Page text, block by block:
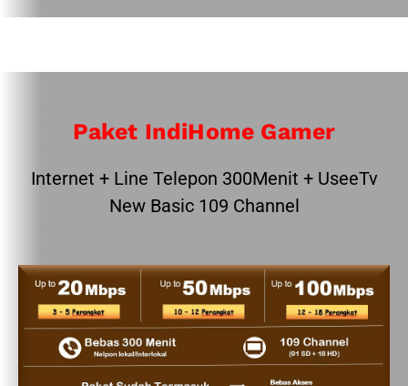
Paket IndiHome Gamer
Internet + Line Telepon 300Menit + UseeTv
New Basic 109 Channel